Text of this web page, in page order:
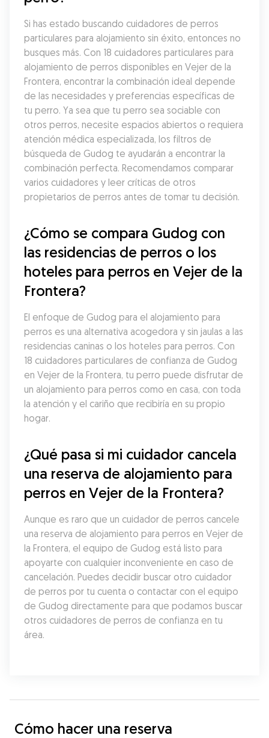
Si has estado buscando cuidadores de perros
particulares para alojamiento sin éxito, entonces no
busques más. Con 18 cuidadores particulares para
alojamiento de perros disponibles en Vejer de la
Frontera, encontrar la combinación ideal depende
de las necesidades y preferencias específicas de
tu perro. Ya sea que tu perro sea sociable con
otros perros, necesite espacios abiertos o requiera
atención médica especializada, los filtros de
búsqueda de Gudog te ayudarán a encontrar la
combinación perfecta. Recomendamos comparar
varios cuidadores y leer críticas de otros
propietarios de perros antes de tomar tu decisión.
¿Cómo se compara Gudog con
las residencias de perros o los
hoteles para perros en Vejer de la
Frontera?
El enfoque de Gudog para el alojamiento para
perros es una alternativa acogedora y sin jaulas a las
residencias caninas o los hoteles para perros. Con
18 cuidadores particulares de confianza de Gudog
en Vejer de la Frontera, tu perro puede disfrutar de
un alojamiento para perros como en casa, con toda
la atención y el cariño que recibiría en su propio
hogar.
¿Qué pasa si mi cuidador cancela
una reserva de alojamiento para
perros en Vejer de la Frontera?
Aunque es raro que un cuidador de perros cancele
una reserva de alojamiento para perros en Vejer de
la Frontera, el equipo de Gudog está listo para
apoyarte con cualquier inconveniente en caso de
cancelación. Puedes decidir buscar otro cuidador
de perros por tu cuenta o contactar con el equipo
de Gudog directamente para que podamos buscar
otros cuidadores de perros de confianza en tu
área.
Cómo hacer una reserva